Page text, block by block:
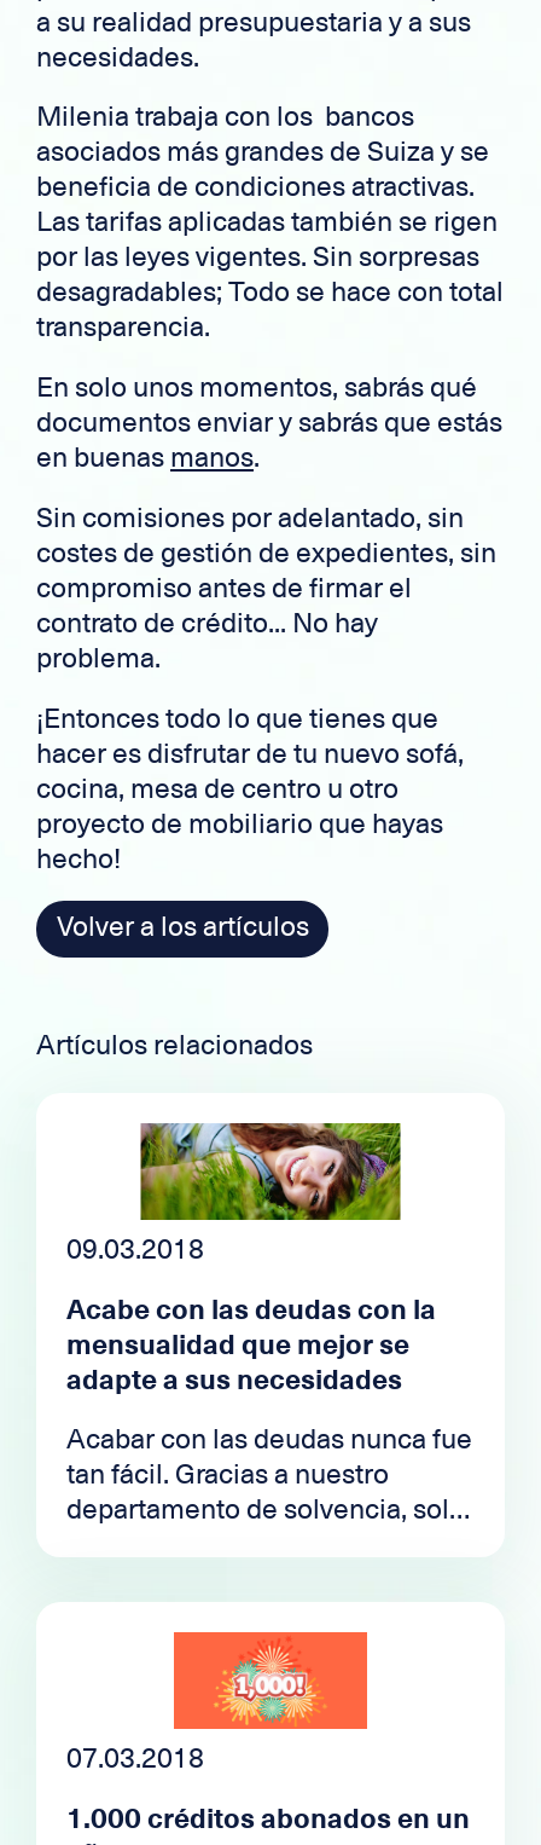
a su realidad presupuestaria y a sus
necesidades.
Milenia trabaja con los bancos
asociados más grandes de Suiza y se
beneficia de condiciones atractivas.
Las tarifas aplicadas también se rigen
por las leyes vigentes. Sin sorpresas
desagradables; Todo se hace con total
transparencia.
En solo unos momentos, sabrás qué
documentos enviar y sabrás que estás
en buenas manos.
Sin comisiones por adelantado, sin
costes de gestión de expedientes, sin
compromiso antes de firmar el
contrato de crédito... No hay
problema.
¡Entonces todo lo que tienes que
hacer es disfrutar de tu nuevo sofá,
cocina, mesa de centro u otro
proyecto de mobiliario que hayas
hecho!
Volver a los artículos
Artículos relacionados
09.03.2018
Acabe con las deudas con la
mensualidad que mejor se
adapte a sus necesidades
Acabar con las deudas nunca fue
tan fácil. Gracias a nuestro
departamento de solvencia, solo
07.03.2018
1.000 créditos abonados en un